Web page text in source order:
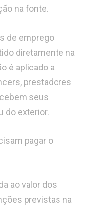
na fonte.
de emprego
diretamente na
é aplicado a
prestadores
seus
do exterior.
pagar o
ao valor dos
previstas na